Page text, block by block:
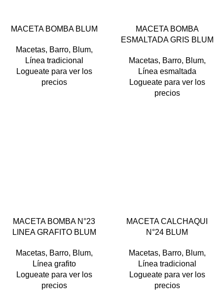
MACETA BOMBA BLUM
Macetas, Barro, Blum,
Línea tradicional
Logueate para ver los
precios
MACETA BOMBA
ESMALTADA GRIS BLUM
Macetas, Barro, Blum,
Línea esmaltada
Logueate para ver los
precios
MACETA BOMBA N°23
LINEA GRAFITO BLUM
Macetas, Barro, Blum,
Línea grafito
Logueate para ver los
precios
MACETA CALCHAQUI
N°24 BLUM
Macetas, Barro, Blum,
Línea tradicional
Logueate para ver los
precios